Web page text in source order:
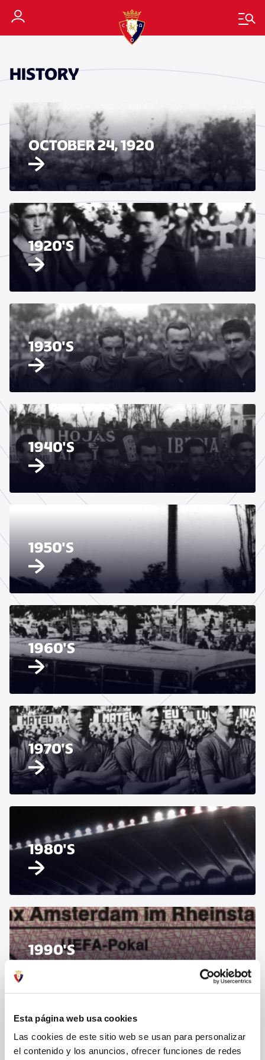
Esta página web usa cookies
Las cookies de este sitio web se usan para personalizar
el contenido y los anuncios, ofrecer funciones de redes
HISTORY
OCTOBER 24, 1920
1920'S
1930'S
1940'S
1950'S
1960'S
1970'S
1980'S
1990'S
2000'S